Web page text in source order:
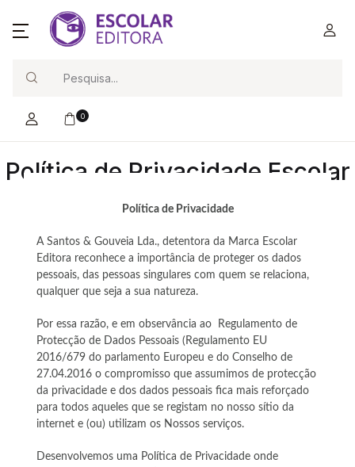
0
Política de Privacidade Escolar
Editora
Política de Privacidade
A Santos & Gouveia Lda., detentora da Marca Escolar
Editora reconhece a importância de proteger os dados
pessoais, das pessoas singulares com quem se relaciona,
qualquer que seja a sua natureza.
Por essa razão, e em observância ao Regulamento de
Protecção de Dados Pessoais (Regulamento EU
2016/679 do parlamento Europeu e do Conselho de
27.04.2016 o compromisso que assumimos de protecção
da privacidade e dos dados pessoais fica mais reforçado
para todos aqueles que se registam no nosso sítio da
internet e (ou) utilizam os Nossos serviços.
Desenvolvemos uma Política de Privacidade onde